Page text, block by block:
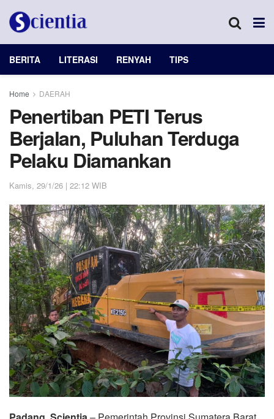
BERITA LITERASI RENYAH TIPS
Home DAERAH
Penertiban PETI Terus
Berjalan, Puluhan Terduga
Pelaku Diamankan
Kamis, 29/1/26 | 22:12 WIB